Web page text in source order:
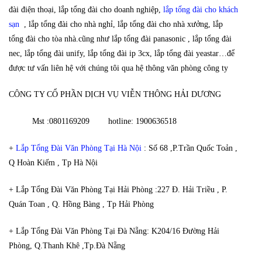
đài điện thoại, lắp tổng đài cho doanh nghiệp, lắp tổng đài cho khách
sạn
, lắp tổng đài cho nhà nghỉ, lắp tổng đài cho nhà xưởng, lắp
tổng đài cho tòa nhà.cũng như lắp tổng đài panasonic , lắp tổng đài
nec, lắp tổng đài unify, lắp tổng đài ip 3cx, lắp tổng đài yeastar…để
được tư vấn liên hệ với chúng tôi qua hệ thông văn phòng công ty
CÔNG TY CỔ PHẦN DỊCH VỤ VIỄN THÔNG HẢI DƯƠNG
Mst :0801169209 hotline: 1900636518
+ Lắp Tổng Đài Văn Phòng Tại Hà Nội : Số 68 ,P.Trần Quốc Toản ,
Q Hoàn Kiếm , Tp Hà Nội
+ Lắp Tổng Đài Văn Phòng Tại Hải Phòng :227 Đ. Hải Triều , P.
Quán Toan , Q. Hồng Bàng , Tp Hải Phòng
+ Lắp Tổng Đài Văn Phòng Tại Đà Nẵng: K204/16 Đường Hải
Phòng, Q.Thanh Khê ,Tp.Đà Nẵng